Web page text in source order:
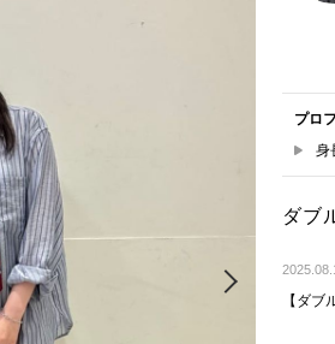
Next
プロ
身
ダブ
【ダ